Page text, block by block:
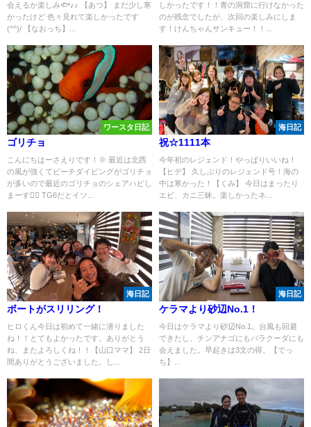
会えるか楽しみ🐟♪♪ 【あつ】 まだ少し寒
かったけど 色々見れて楽しかったです
(^^)/ 【なおっち】...
しかったです！！青の洞窟に行けなかった
のが残念でしたが、次回の楽しみにしま
す！けんちゃんサンキュー！！...
ワースタ日記
ゴリチョ
こんにちはーさえりです！🌞 最近は北西
の風が強くてビーチダイビングがゴリチョ
が多いので最近のゴリチョのシェアハピし
まーす✌🏽 TG6だとイソ...
海日記
祝☆1111本
今年初のレジェンド！やっぱりいいね！
【ヒデ】 久しぶりのレジェンド号！海の
中は寒かった！【くみ】 今日はまったり
エビ、カニ三昧。楽しかったネ...
海日記
ボートがスリリング！
ヒロくん今日は初めて一緒に潜りました
ね！！とてもよかったです。ありがとう
ね、またよろしくね！！【山口ママ】 2日
間ありがとうございました。し...
海日記
ケラマより砂辺No.1！
今日はケラマより砂辺No.1。台風も回避
できたし、チンアナゴにもバラクーダにも
会えました。早起きは3文の得。【でっ
ち】...